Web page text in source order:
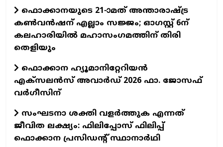
ഫൊക്കാനയുടെ 21-ാമത് അന്താരാഷ്ട്ര
കൺവൻഷന് എല്ലാം സജ്ജം; ഓഗസ്റ്റ് 6ന്
കലഹാരിയിൽ മഹാസംഗമത്തിന് തിരി
തെളിയും
ഫൊക്കാന ഹ്യൂമാനിറ്റേറിയന്‍
എക്‌സലന്‍സ് അവാര്‍ഡ് 2026 ഫാ. ജോസഫ്
വര്‍ഗീസിന്
സംഘടനാ ശക്തി വളർത്തുക എന്നത്
ജീവിത ലക്ഷ്യം: ഫിലിപ്പോസ് ഫിലിപ്പ്
ഫൊക്കാന പ്രസിഡന്റ് സ്ഥാനാർഥി